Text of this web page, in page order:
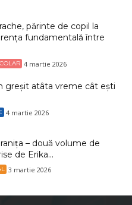
părinte de copil la
fundamentală între
4 martie 2026
greșit atâta vreme cât ești
4 martie 2026
– două volume de
de Erika...
3 martie 2026